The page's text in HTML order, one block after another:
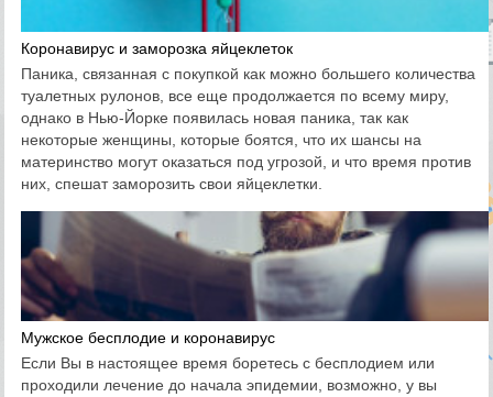
Коронавирус и заморозка яйцеклеток
Паника, связанная с покупкой как можно большего количества
туалетных рулонов, все еще продолжается по всему миру,
однако в Нью-Йорке появилась новая паника, так как
некоторые женщины, которые боятся, что их шансы на
материнство могут оказаться под угрозой, и что время против
них, спешат заморозить свои яйцеклетки.
Мужское бесплодие и коронавирус
Если Вы в настоящее время боретесь с бесплодием или
проходили лечение до начала эпидемии, возможно, у вы